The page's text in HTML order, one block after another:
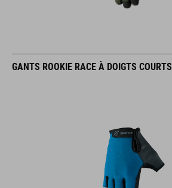
GANTS ROOKIE RACE À DOIGTS COURTS